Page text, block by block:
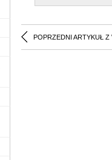
POPRZEDNI ARTYKUŁ Z